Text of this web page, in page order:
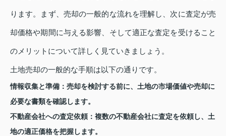
ります。まず、売却の一般的な流れを理解し、次に査定が売
却価格や期間に与える影響、そして適正な査定を受けること
のメリットについて詳しく見ていきましょう。
土地売却の一般的な手順は以下の通りです。
情報収集と準備 ：売却を検討する前に、土地の市場価値や売却に
必要な書類を確認します。
不動産会社への査定依頼 ：複数の不動産会社に査定を依頼し、土
地の適正価格を把握します。